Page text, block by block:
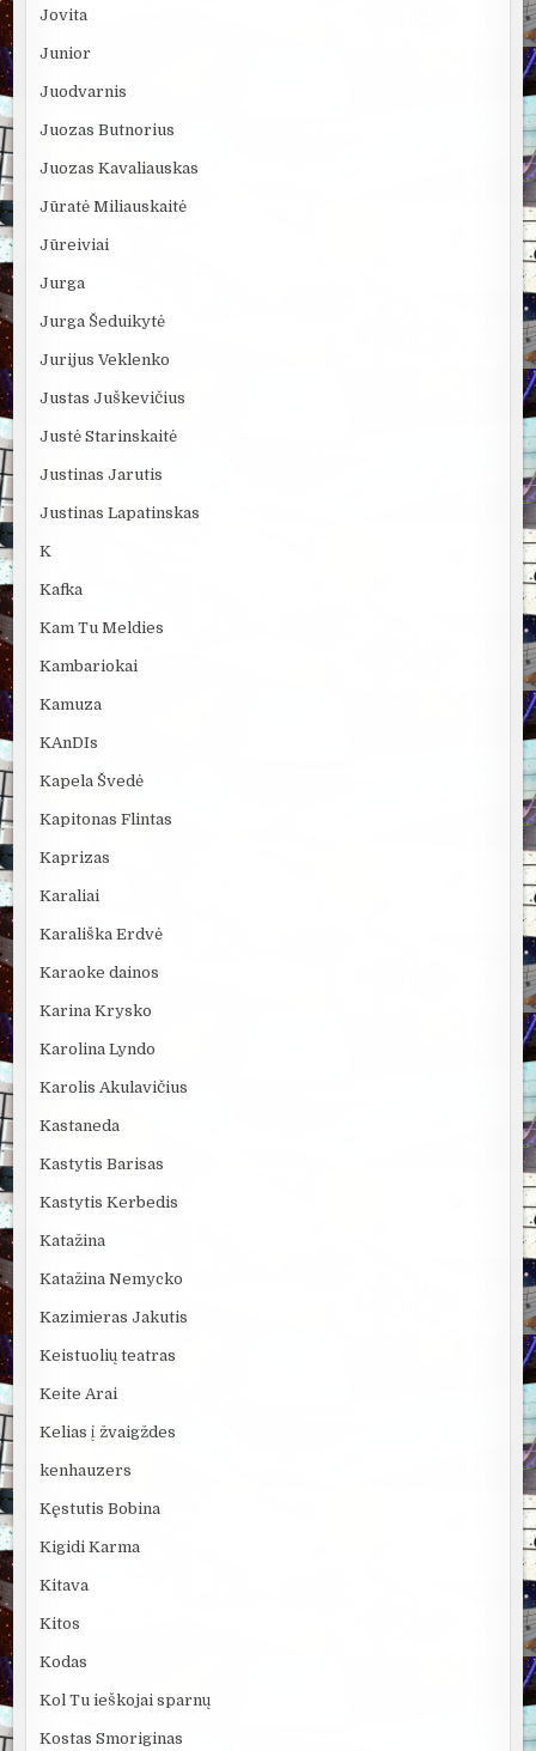
Jovita
Junior
Juodvarnis
Juozas Butnorius
Juozas Kavaliauskas
Jūratė Miliauskaitė
Jūreiviai
Jurga
Jurga Šeduikytė
Jurijus Veklenko
Justas Juškevičius
Justė Starinskaitė
Justinas Jarutis
Justinas Lapatinskas
K
Kafka
Kam Tu Meldies
Kambariokai
Kamuza
KAnDIs
Kapela Švedė
Kapitonas Flintas
Kaprizas
Karaliai
Karališka Erdvė
Karaoke dainos
Karina Krysko
Karolina Lyndo
Karolis Akulavičius
Kastaneda
Kastytis Barisas
Kastytis Kerbedis
Katažina
Katažina Nemycko
Kazimieras Jakutis
Keistuolių teatras
Keite Arai
Kelias į žvaigždes
kenhauzers
Kęstutis Bobina
Kigidi Karma
Kitava
Kitos
Kodas
Kol Tu ieškojai sparnų
Kostas Smoriginas